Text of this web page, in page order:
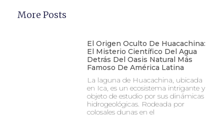
More Posts
El Origen Oculto De Huacachina:
El Misterio Científico Del Agua
Detrás Del Oasis Natural Más
Famoso De América Latina
La laguna de Huacachina, ubicada
en Ica, es un ecosistema intrigante y
objeto de estudio por sus dinámicas
hidrogeológicas. Rodeada por
colosales dunas en el